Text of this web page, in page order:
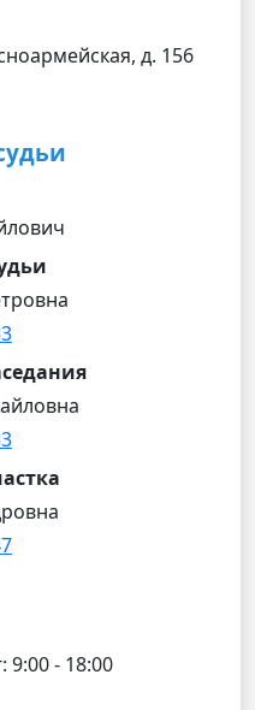
д. 156
9:00 - 18:00